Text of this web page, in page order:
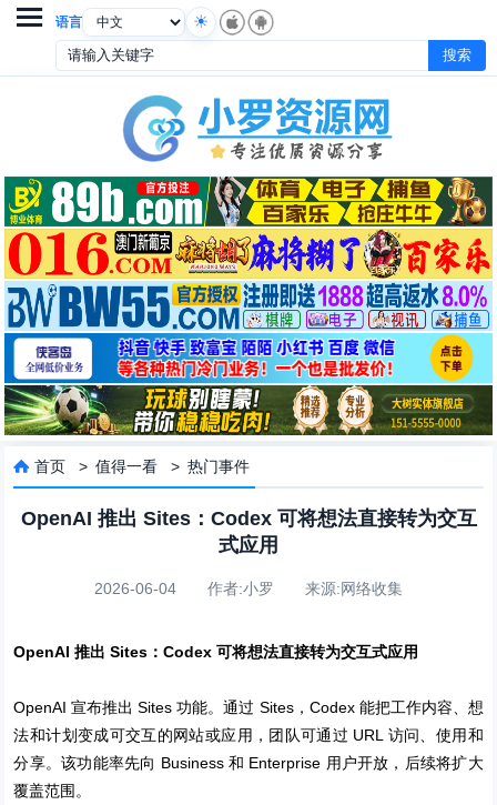
语言

 首页 >值得一看 >热门事件
OpenAI 推出 Sites：Codex 可将想法直接转为交互
式应用
2026-06-04 作者:小罗 来源:网络收集
OpenAI 推出 Sites：Codex 可将想法直接转为交互式应用
OpenAI 宣布推出 Sites 功能。通过 Sites，Codex 能把工作内容、想
法和计划变成可交互的网站或应用，团队可通过 URL 访问、使用和
分享。该功能率先向 Business 和 Enterprise 用户开放，后续将扩大
覆盖范围。